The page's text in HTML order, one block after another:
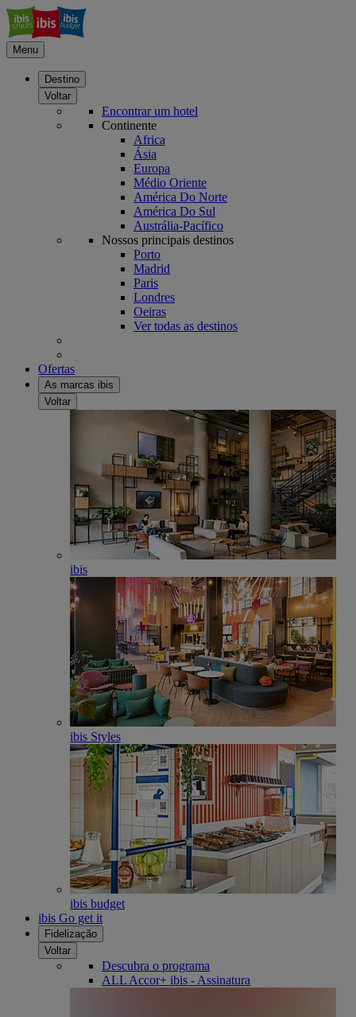
Menu
Destino
Voltar
Encontrar um hotel
Continente
Africa
Ásia
Europa
Médio Oriente
América Do Norte
América Do Sul
Austrália-Pacífico
Nossos principais destinos
Porto
Madrid
Paris
Londres
Oeiras
Ver todas as destinos
Ofertas
As marcas ibis
Voltar
ibis
ibis Styles
ibis budget
ibis Go get it
Fidelização
Voltar
Descubra o programa
ALL Accor+ ibis - Assinatura